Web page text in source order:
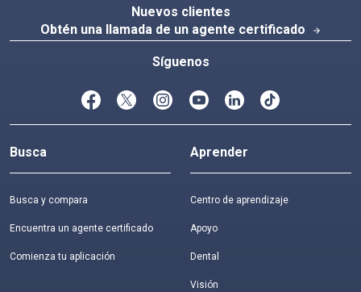
Nuevos clientes
Obtén una llamada de un agente certificado
arrow_forward
Síguenos
Busca
Busca y compara
Encuentra un agente certificado
Comienza tu aplicación
Aprender
Centro de aprendizaje
Apoyo
Dental
Visión